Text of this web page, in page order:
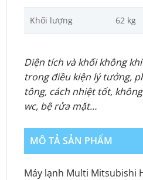
Khối lượng 62 kg
Diện tích và khối không
trong điều kiện lý tưởng,
tông, cách nhiệt tốt,
wc, bệ rửa mặt…
MÔ TẢ SẢN PHẨM
Máy lạnh Multi Mitsubishi